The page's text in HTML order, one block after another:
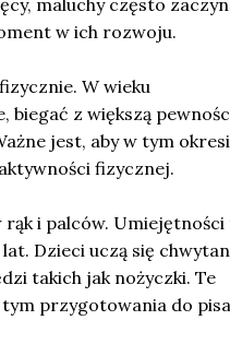
w ich rozwoju.
W wieku
biegać z większą
jest, aby w tym
fizycznej.
i palców. Umiejętności
Dzieci uczą się
takich jak nożyczki. Te
przygotowania do